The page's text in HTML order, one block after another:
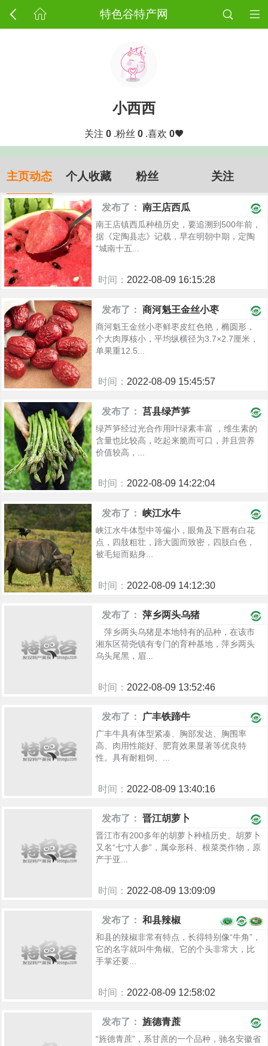
特色谷特产网
小西西
关注 0.粉丝 0.喜欢 0
主页动态 个人收藏 粉丝 关注
发布了： 南王店西瓜
南王店镇西瓜种植历史，要追溯到500年前，
据《定陶县志》记载，早在明朝中期，定陶
“城南十五...
时间： 2022-08-09 16:15:28
发布了： 商河魁王金丝小枣
商河魁王金丝小枣鲜枣皮红色艳，椭圆形，
个大肉厚核小，平均纵横径为3.7×2.7厘米，
单果重12.5...
时间： 2022-08-09 15:45:57
发布了： 莒县绿芦笋
绿芦笋经过光合作用叶绿素丰富 ，维生素的
含量也比较高，吃起来脆而可口，并且营养
价值较高，...
时间： 2022-08-09 14:22:04
发布了： 峡江水牛
峡江水牛体型中等偏小，眼角及下唇有白花
点，四肢粗壮，蹄大圆而致密，四肢白色，
被毛短而贴身...
时间： 2022-08-09 14:12:30
发布了： 萍乡两头乌猪
萍乡两头乌猪是本地特有的品种，在该市
湘东区荷尧镇有专门的育种基地，萍乡两头
乌头尾黑，眉...
时间： 2022-08-09 13:52:46
发布了： 广丰铁蹄牛
广丰牛具有体型紧凑、胸部发达、胸围率
高、肉用性能好、肥育效果显著等优良特
性。具有耐粗饲、...
时间： 2022-08-09 13:40:16
发布了： 晋江胡萝卜
晋江市有200多年的胡萝卜种植历史。胡萝卜
又名“七寸人参”，属伞形科、根菜类作物，原
产于亚...
时间： 2022-08-09 13:09:09
发布了： 和县辣椒
和县的辣椒非常有特点，长得特别像“牛角”，
它的名字就叫牛角椒。它的个头非常大，比
手掌还要...
时间： 2022-08-09 12:58:02
发布了： 旌德青蔗
“旌德青蔗”，系甘蔗的一个品种，驰名安徽省